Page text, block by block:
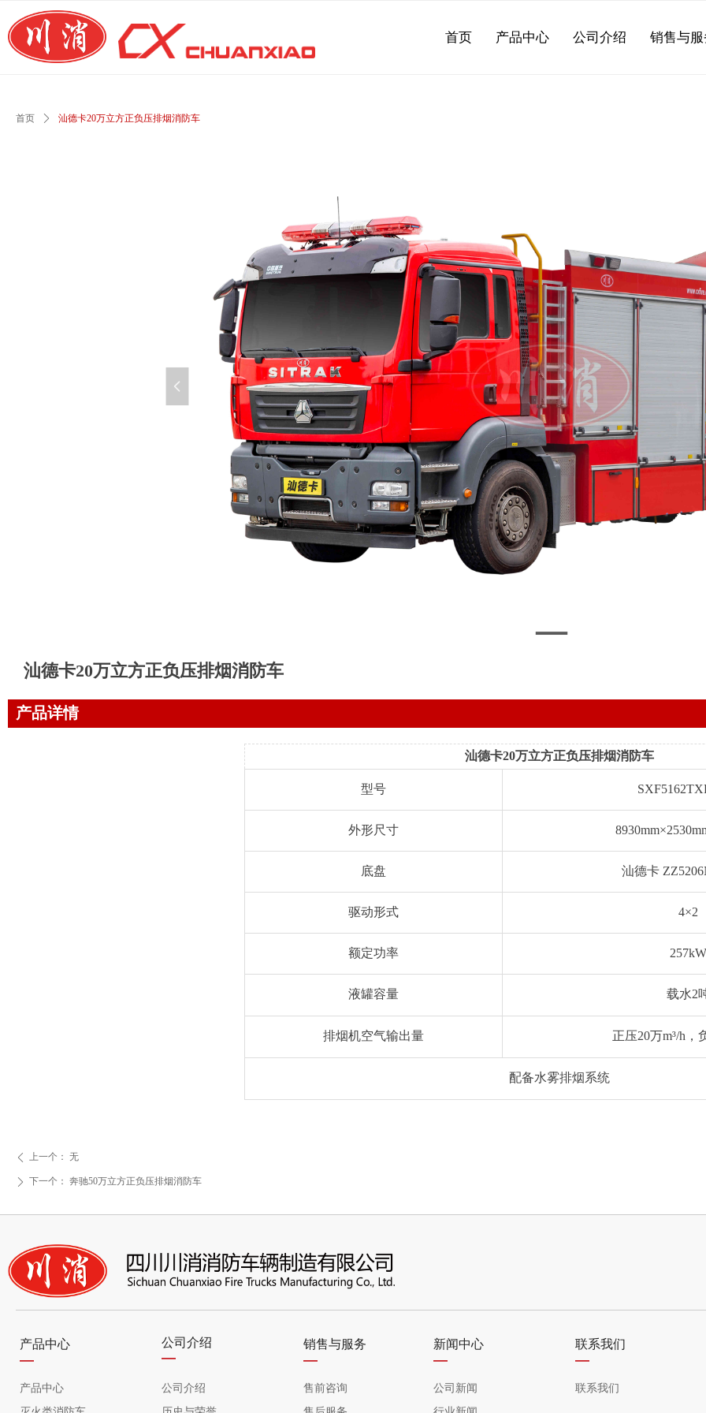
首页 产品中心 公司介绍 销售与
首页 ꄲ 汕德卡20万立方正负压排烟消防车
ꄴ 上一个： 无
汕德卡20万立方正负压排烟消防车
型号
外形尺寸
底盘 汕德卡
驱动形式 4×2
额定功率 257kW
液罐容量 载水2
排烟机空气输出量 正压20万m³/h，
配备水雾排烟系统
넳
产品详情
汕德卡20万立方正负压排烟消防车
ꄲ 下一个： 奔驰50万立方正负压排烟消防车
公司介绍
—
公司介绍
产品中心
—
产品中心
销售与服务
—
售前咨询
新闻中心
—
公司新闻
联系我们
—
联系我们